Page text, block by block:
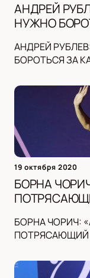
АНДРЕЙ
НУЖНО
АНДРЕЙ
БОРОТЬСЯ ЗА
19 октября 2020
БОРНА
БОРНА ЧОРИЧ:
ПОТРЯСАЮЩИЙ